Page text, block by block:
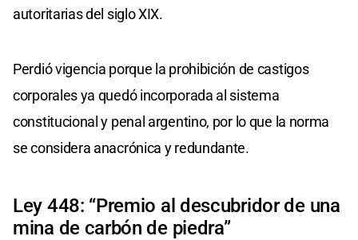
autoritarias del siglo XIX.
Perdió vigencia porque la prohibición de castigos
corporales ya quedó incorporada al sistema
constitucional y penal argentino, por lo que la norma
se considera anacrónica y redundante.
Ley 448: “Premio al descubridor de una
mina de carbón de piedra”